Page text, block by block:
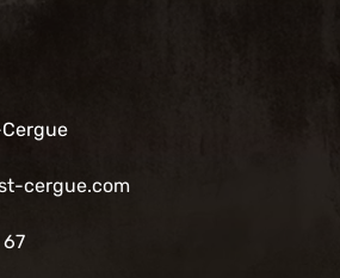
cergue.com